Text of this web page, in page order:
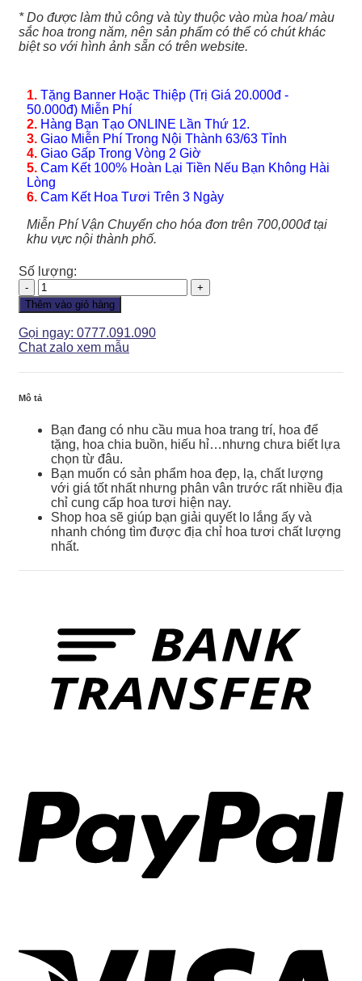
* Do được làm thủ công và tùy thuộc vào mùa hoa/ màu
sắc hoa trong năm, nên sản phẩm có thể có chút khác
biệt so với hình ảnh sẵn có trên website.
1. Tặng Banner Hoặc Thiệp (Trị Giá 20.000đ -
50.000đ) Miễn Phí
2. Hàng Bạn Tạo ONLINE Lần Thứ 12.
3. Giao Miễn Phí Trong Nội Thành 63/63 Tỉnh
4. Giao Gấp Trong Vòng 2 Giờ
5. Cam Kết 100% Hoàn Lại Tiền Nếu Bạn Không Hài
Lòng
6. Cam Kết Hoa Tươi Trên 3 Ngày
Miễn Phí Vận Chuyển cho hóa đơn trên 700,000đ tại
khu vực nội thành phố.
Số lượng:
Hoa
Chia
Buồn
-
HCB061
số
lượng
Thêm vào giỏ hàng
Gọi ngay: 0777.091.090
Chat zalo xem mẫu
Mô tả
Bạn đang có nhu cầu mua hoa trang trí, hoa để
tặng, hoa chia buồn, hiếu hỉ…nhưng chưa biết lựa
chọn từ đâu.
Bạn muốn có sản phẩm hoa đẹp, lạ, chất lượng
với giá tốt nhất nhưng phân vân trước rất nhiều địa
chỉ cung cấp hoa tươi hiện nay.
Shop hoa sẽ giúp bạn giải quyết lo lắng ấy và
nhanh chóng tìm được địa chỉ hoa tươi chất lượng
nhất.